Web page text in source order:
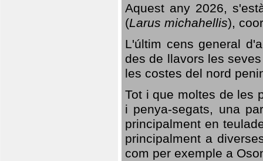
Aquest any 2026,
(Larus michahellis),
L'últim cens general
des de llavors les
les costes del nord
Tot i que moltes de les
i penya-segats, una
principalment en
principalment a
com per exemple a